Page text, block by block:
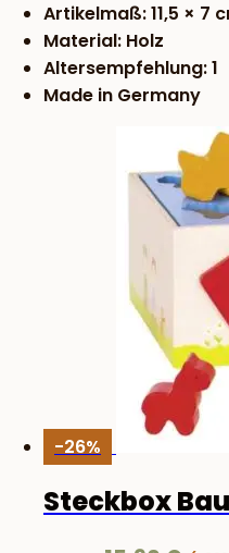
Artikelmaß: 11,5 × 7
Material: Holz
Altersempfehlung: 1
Made in Germany
-26%
Steckbox